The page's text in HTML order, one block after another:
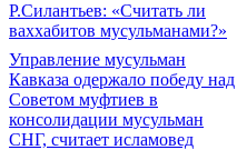
Р.Силантьев: «Считать ли
ваххабитов мусульманами?»
Управление мусульман
Кавказа одержало победу над
Советом муфтиев в
консолидации мусульман
СНГ, считает исламовед